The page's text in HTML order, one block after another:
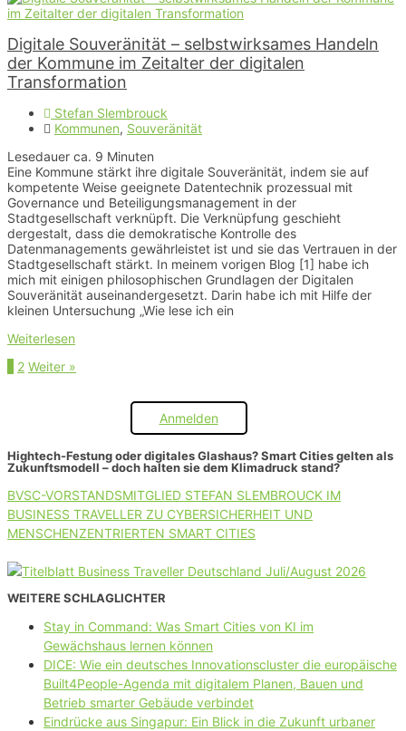
Digitale Souveränität – selbstwirksames Handeln
der Kommune im Zeitalter der digitalen
Transformation
Stefan Slembrouck
Kommunen, Souveränität
Lesedauer ca. 9 Minuten
Eine Kommune stärkt ihre digitale Souveränität, indem sie auf
kompetente Weise geeignete Datentechnik prozessual mit
Governance und Beteiligungsmanagement in der
Stadtgesellschaft verknüpft. Die Verknüpfung geschieht
dergestalt, dass die demokratische Kontrolle des
Datenmanagements gewährleistet ist und sie das Vertrauen in der
Stadtgesellschaft stärkt. In meinem vorigen Blog [1] habe ich
mich mit einigen philosophischen Grundlagen der Digitalen
Souveränität auseinandergesetzt. Darin habe ich mit Hilfe der
kleinen Untersuchung „Wie lese ich ein
Weiterlesen
Seite
Seite
2 Weiter »
Anmelden
Hightech-Festung oder digitales Glashaus? Smart Cities gelten als
Zukunftsmodell – doch halten sie dem Klimadruck stand?
BVSC-VORSTANDSMITGLIED STEFAN SLEMBROUCK IM
BUSINESS TRAVELLER ZU CYBERSICHERHEIT UND
MENSCHENZENTRIERTEN SMART CITIES
WEITERE SCHLAGLICHTER
Stay in Command: Was Smart Cities von KI im
Gewächshaus lernen können
DICE: Wie ein deutsches Innovationscluster die europäische
Built4People-Agenda mit digitalem Planen, Bauen und
Betrieb smarter Gebäude verbindet
Eindrücke aus Singapur: Ein Blick in die Zukunft urbaner